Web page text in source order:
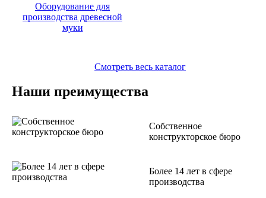
Оборудование для
производства древесной
муки
Смотреть весь каталог
Наши преимущества
Собственное
конструкторское бюро
Более 14 лет в сфере
производства